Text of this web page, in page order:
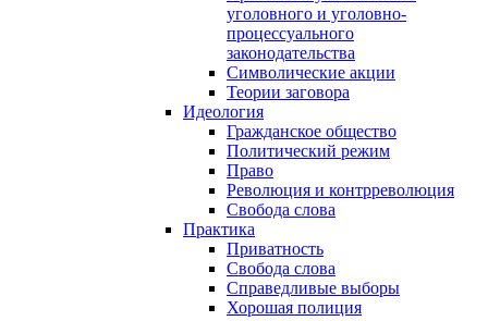
уголовного и уголовно-
процессуального
законодательства
Символические акции
Теории заговора
Идеология
Гражданское общество
Политический режим
Право
Революция и контрреволюция
Свобода слова
Практика
Приватность
Свобода слова
Справедливые выборы
Хорошая полиция